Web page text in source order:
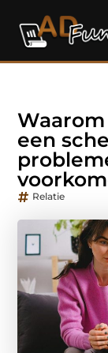
een
Relatie